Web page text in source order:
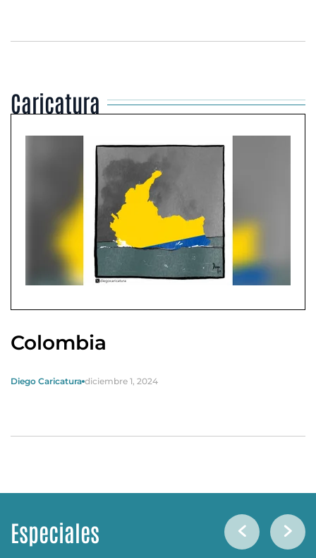
Caricatura
Colombia
Diego Caricatura diciembre 1, 2024
Especiales